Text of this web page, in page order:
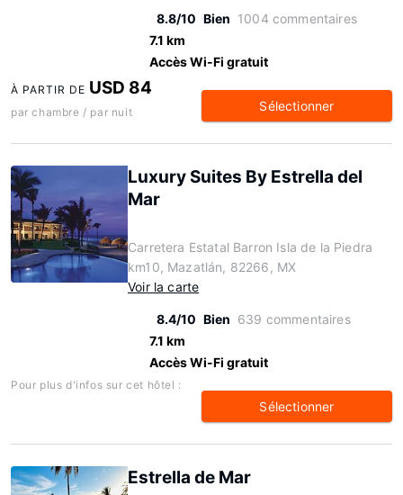
8.8/10 Bien 1004 commentaires
7.1 km
Accès Wi-Fi gratuit
À PARTIR DE USD 84
par chambre / par nuit Sélectionner
Luxury Suites By Estrella del
Mar
Carretera Estatal Barron Isla de la Piedra
km10, Mazatlán, 82266, MX
Voir la carte
8.4/10 Bien 639 commentaires
7.1 km
Accès Wi-Fi gratuit
Pour plus d'infos sur cet hôtel :
Sélectionner
Estrella de Mar